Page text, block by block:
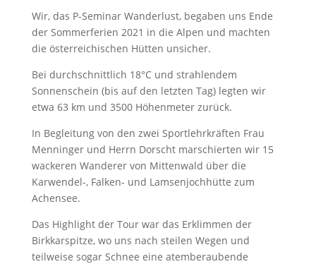
Wir, das P-Seminar Wanderlust, begaben uns Ende
der Sommerferien 2021 in die Alpen und machten
die österreichischen Hütten unsicher.
Bei durchschnittlich 18°C und strahlendem
Sonnenschein (bis auf den letzten Tag) legten wir
etwa 63 km und 3500 Höhenmeter zurück.
In Begleitung von den zwei Sportlehrkräften Frau
Menninger und Herrn Dorscht marschierten wir 15
wackeren Wanderer von Mittenwald über die
Karwendel-, Falken- und Lamsenjochhütte zum
Achensee.
Das Highlight der Tour war das Erklimmen der
Birkkarspitze, wo uns nach steilen Wegen und
teilweise sogar Schnee eine atemberaubende